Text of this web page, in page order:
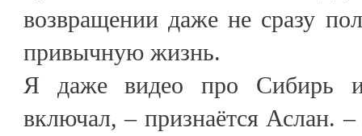
возвращении даже не сразу
привычную жизнь.
Я даже видео про Сибирь
включал, – признаётся Аслан.